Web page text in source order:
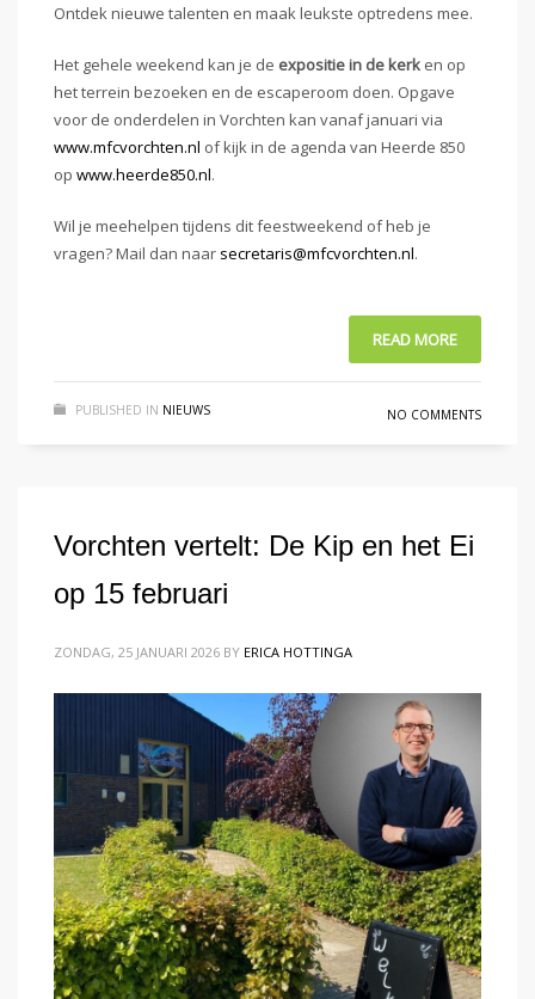
Ontdek nieuwe talenten en maak leukste optredens mee.
Het gehele weekend kan je de expositie in de kerk en op
het terrein bezoeken en de escaperoom doen. Opgave
voor de onderdelen in Vorchten kan vanaf januari via
www.mfcvorchten.nl of kijk in de agenda van Heerde 850
op www.heerde850.nl.
Wil je meehelpen tijdens dit feestweekend of heb je
vragen? Mail dan naar secretaris@mfcvorchten.nl.
READ MORE
PUBLISHED IN NIEUWS NO COMMENTS
Vorchten vertelt: De Kip en het Ei
op 15 februari
ZONDAG, 25 JANUARI 2026 BY ERICA HOTTINGA